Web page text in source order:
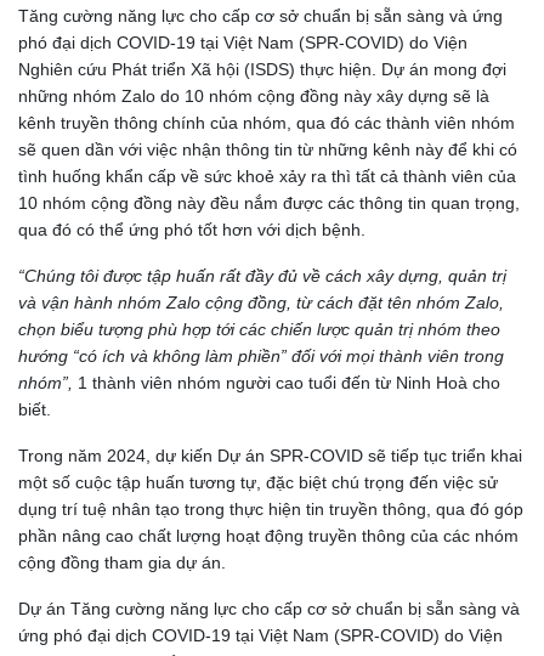
Tăng cường năng lực cho cấp cơ sở chuẩn bị sẵn sàng và ứng
phó đại dịch COVID-19 tại Việt Nam (SPR-COVID) do Viện
Nghiên cứu Phát triển Xã hội (ISDS) thực hiện. Dự án mong đợi
những nhóm Zalo do 10 nhóm cộng đồng này xây dựng sẽ là
kênh truyền thông chính của nhóm, qua đó các thành viên nhóm
sẽ quen dần với việc nhận thông tin từ những kênh này để khi có
tình huống khẩn cấp về sức khoẻ xảy ra thì tất cả thành viên của
10 nhóm cộng đồng này đều nắm được các thông tin quan trọng,
qua đó có thể ứng phó tốt hơn với dịch bệnh.
“Chúng tôi được tập huấn rất đầy đủ về cách xây dựng, quản trị
và vận hành nhóm Zalo cộng đồng, từ cách đặt tên nhóm Zalo,
chọn biểu tượng phù hợp tới các chiến lược quản trị nhóm theo
hướng “có ích và không làm phiền” đối với mọi thành viên trong
nhóm”, 1 thành viên nhóm người cao tuổi đến từ Ninh Hoà cho
biết.
Trong năm 2024, dự kiến Dự án SPR-COVID sẽ tiếp tục triển khai
một số cuộc tập huấn tương tự, đặc biệt chú trọng đến việc sử
dụng trí tuệ nhân tạo trong thực hiện tin truyền thông, qua đó góp
phần nâng cao chất lượng hoạt động truyền thông của các nhóm
cộng đồng tham gia dự án.
Dự án Tăng cường năng lực cho cấp cơ sở chuẩn bị sẵn sàng và
ứng phó đại dịch COVID-19 tại Việt Nam (SPR-COVID) do Viện